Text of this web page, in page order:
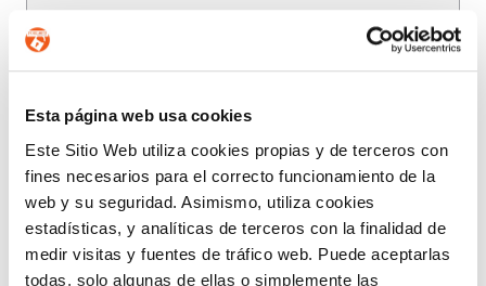
Esta página web usa cookies
Este Sitio Web utiliza cookies propias y de terceros con
fines necesarios para el correcto funcionamiento de la
web y su seguridad. Asimismo, utiliza cookies
estadísticas, y analíticas de terceros con la finalidad de
medir visitas y fuentes de tráfico web. Puede aceptarlas
todas, solo algunas de ellas o simplemente las
Mensaje (opcional)
De conformidad con el RGPD y la LOPDGDD, SEGURIDAD Y
PRIVACIDAD DE DATOS, S.L. tratará los datos facilitados, con la
finalidad de contestar a las dudas y/o quejas planteadas a través
del presente formulario y facilitar la información solicitada. Podrá
ejercer, si lo desea, los derechos de acceso, rectificación,
supresión, y demás reconocidos en la normativa mencionada. Para
obtener más información acerca de cómo estamos tratando sus
datos, acceda a nuestra política de privacidad.